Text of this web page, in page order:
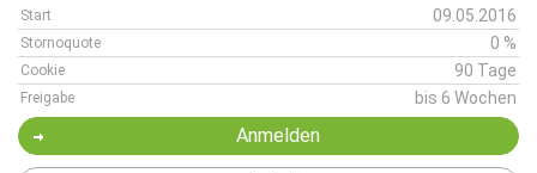
Start 09.05.2016
Stornoquote 0 %
Cookie 90 Tage
Freigabe bis 6 Wochen
Anmelden